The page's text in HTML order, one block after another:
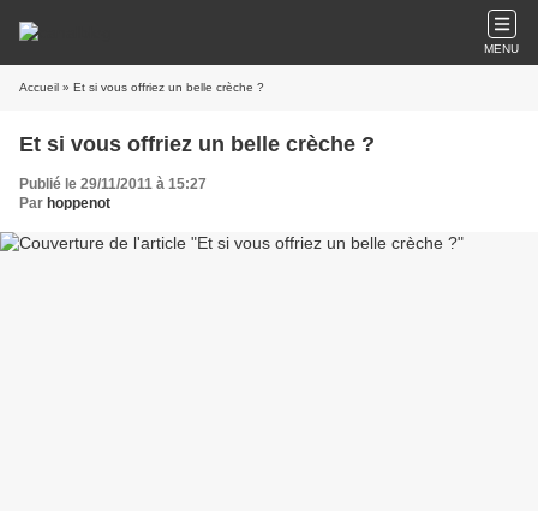
MENU
Accueil » Et si vous offriez un belle crèche ?
Et si vous offriez un belle crèche ?
Publié le 29/11/2011 à 15:27
Par hoppenot